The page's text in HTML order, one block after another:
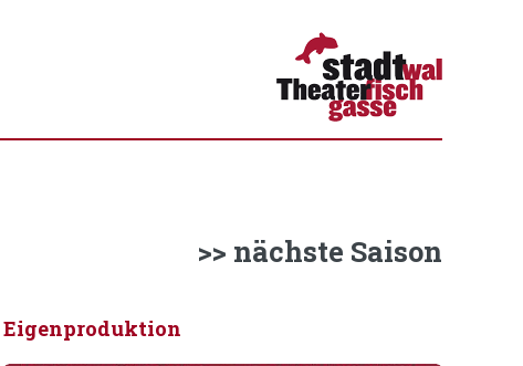
>> nächste Saison
Eigenproduktion